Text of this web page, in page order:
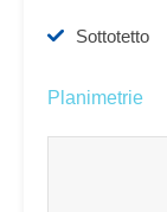
Sottotetto
Planimetrie